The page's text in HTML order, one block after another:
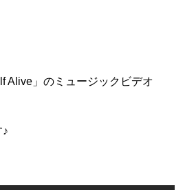
Alive」のミュージックビデオ